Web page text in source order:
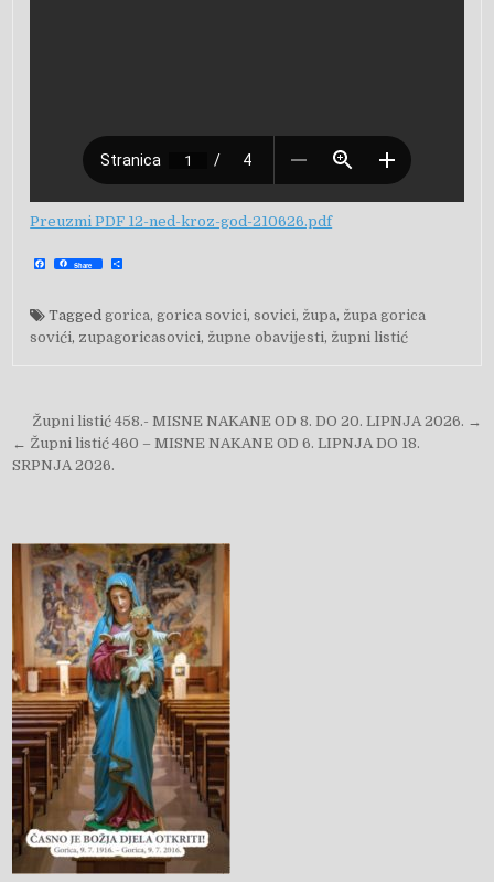
Preuzmi PDF 12-ned-kroz-god-210626.pdf
F
a
b
o
o
k
Share
e
Tagged gorica, gorica sovici,sovici, župa, župa gorica
sovići, zupagoricasovici, župne obavijesti, župni listić
Navigacija objava
Župni listić 458.- MISNE NAKANE OD 8. DO 20. LIPNJA 2026. →
← Župni listić 460 – MISNE NAKANE OD 6. LIPNJA DO 18.
SRPNJA 2026.